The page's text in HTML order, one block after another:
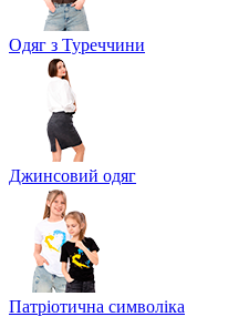
Одяг з Туреччини
Джинсовий одяг
Патріотична символіка